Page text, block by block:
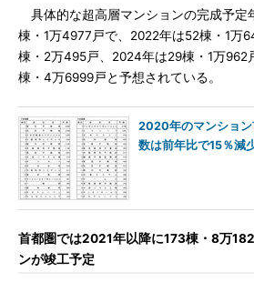
具体的な超高層マンションの完成予定
棟・1万4977戸で、2022年は52棟・1万
棟・2万495戸、2024年は29棟・1万962
棟・4万6999戸と予想されている。
2020年のマンショ
数は前年比で15％減
首都圏では2021年以降に173棟・8万
ンが竣工予定